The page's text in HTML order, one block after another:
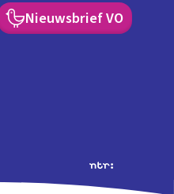
Nieuwsbrief VO